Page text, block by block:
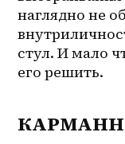
наглядно не
стул. И мало
его решить.